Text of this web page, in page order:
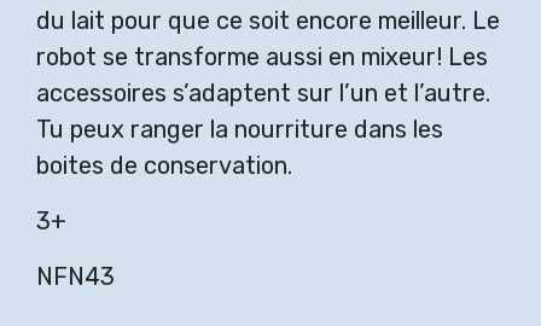
du lait pour que ce soit encore meilleur. Le
robot se transforme aussi en mixeur! Les
accessoires s’adaptent sur l’un et l’autre.
Tu peux ranger la nourriture dans les
boites de conservation.
3+
NFN43